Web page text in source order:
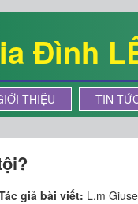
Đình
THIỆU TIN
giả bài viết: L.m